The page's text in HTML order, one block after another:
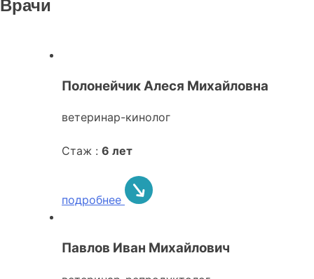
Врачи
Полонейчик Алеся Михайловна
ветеринар-кинолог
Стаж : 6 лет
подробнее
Павлов Иван Михайлович